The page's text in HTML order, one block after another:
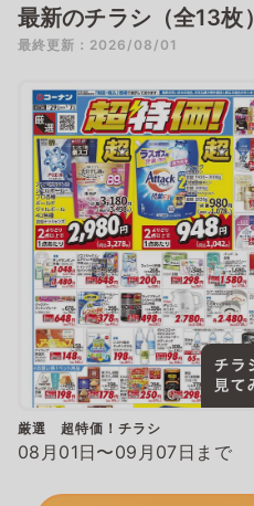
最新のチラシ（全13枚）
最終更新：2026/08/01
厳選 超特価！チラシ
08月01日〜09月07日まで